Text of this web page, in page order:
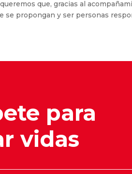
que, gracias al
se propongan y ser personas
para
vidas